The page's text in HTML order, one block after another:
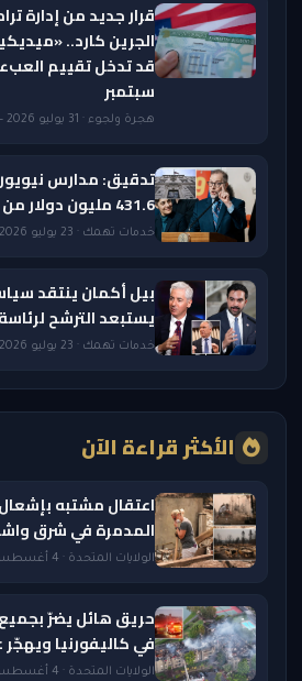
قرار جديد من إدارة
الجرين كارد..
سبتمبر
هجرة ولجوء · 31 يوليو 2026 — 8:19 AM
تدقيق: مدارس
431.6 مليون دولار من «ميديكيد
خدمات تهمك · 23 يوليو 2026 — 9:06 PM
بيل أكمان ينتقد
يستبعد الترشح
خدمات تهمك · 23 يوليو 2026 — 5:35 PM
الأكثر قراءة الآن
اعتقال مشتبه
المدمرة في شرق
الولايات المتحدة · 4 أغسطس 2026 — 2:20 AM
حريق هائل يضرّ
في كاليفورنيا
الولايات المتحدة · 4 أغسطس 2026 — 12:20 AM